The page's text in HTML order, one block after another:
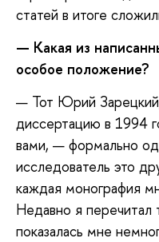
статей в итоге
— Какая из
особое положение?
— Тот Юрий
диссертацию в 1994
вами, — формально
исследователь это
каждая монография
Недавно я перечитал
показалась мне